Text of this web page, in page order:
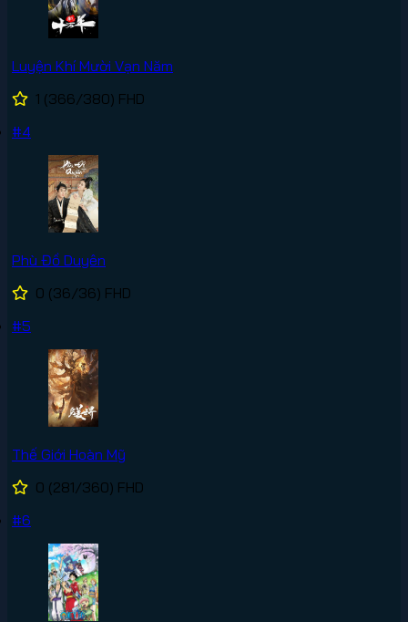
Luyện Khí Mười Vạn Năm
1 (366/380) FHD
#4
Phù Đồ Duyên
0 (36/36) FHD
#5
Thế Giới Hoàn Mỹ
0 (281/360) FHD
#6